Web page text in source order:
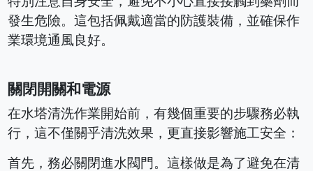
發生危險。這包括佩戴適當的防護裝備，並確保作
業環境通風良好。
關閉開關和電源
在水塔清洗作業開始前，有幾個重要的步驟務必執
行，這不僅關乎清洗效果，更直接影響施工安全：
首先，務必關閉進水閥門。這樣做是為了避免在清